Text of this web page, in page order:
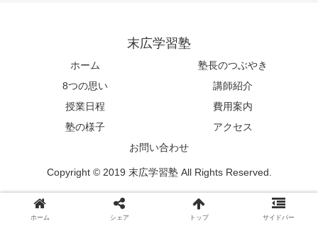
末広学習塾
ホーム
塾長のつぶやき
8つの思い
講師紹介
授業日程
費用案内
塾の様子
アクセス
お問い合わせ
Copyright © 2019 末広学習塾 All Rights Reserved.
ホーム シェア トップ サイドバー